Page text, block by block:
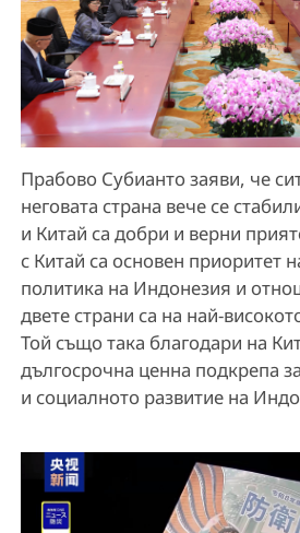
Прабово Субианто заяви, че
неговата страна вече се
и Китай са добри и верни
с Китай са основен приоритет
политика на Индонезия и
двете страни са на най-
Той също така благодари на
дългосрочна ценна подкрепа
и социалното развитие на